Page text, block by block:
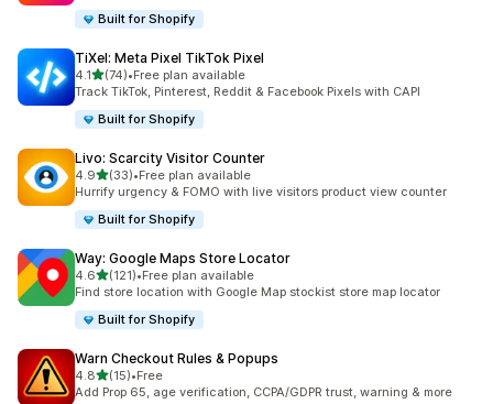
Built for Shopify
TiXel: Meta Pixel TikTok Pixel
4.1滿分 5 顆星
(74)
共有 74 則評價
•Free plan available
Track TikTok, Pinterest, Reddit & Facebook Pixels with CAPI
Built for Shopify
Livo: Scarcity Visitor Counter
4.9滿分 5 顆星
(33)
共有 33 則評價
•Free plan available
Hurrify urgency & FOMO with live visitors product view counter
Built for Shopify
Way: Google Maps Store Locator
4.6滿分 5 顆星
(121)
共有 121 則評價
•Free plan available
Find store location with Google Map stockist store map locator
Built for Shopify
Warn Checkout Rules & Popups
4.8滿分 5 顆星
(15)
共有 15 則評價
•Free
Add Prop 65, age verification, CCPA/GDPR trust, warning & more